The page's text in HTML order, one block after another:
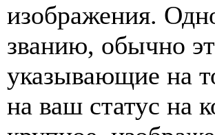
изображения.
званию, обычно
указывающие на
на ваш статус на